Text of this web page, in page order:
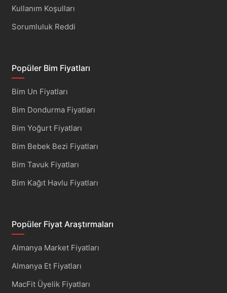
Kullanım Koşulları
Sorumluluk Reddi
Popüler Bim Fiyatları
Bim Un Fiyatları
Bim Dondurma Fiyatları
Bim Yoğurt Fiyatları
Bim Bebek Bezi Fiyatları
Bim Tavuk Fiyatları
Bim Kağıt Havlu Fiyatları
Popüler Fiyat Araştırmaları
Almanya Market Fiyatları
Almanya Et Fiyatları
MacFit Üyelik Fiyatları